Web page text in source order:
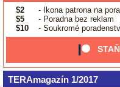
$2
- Ikona patrona na
$5
- Poradna bez reklam
$10
- Soukromé
TERAmagazín 1/2017